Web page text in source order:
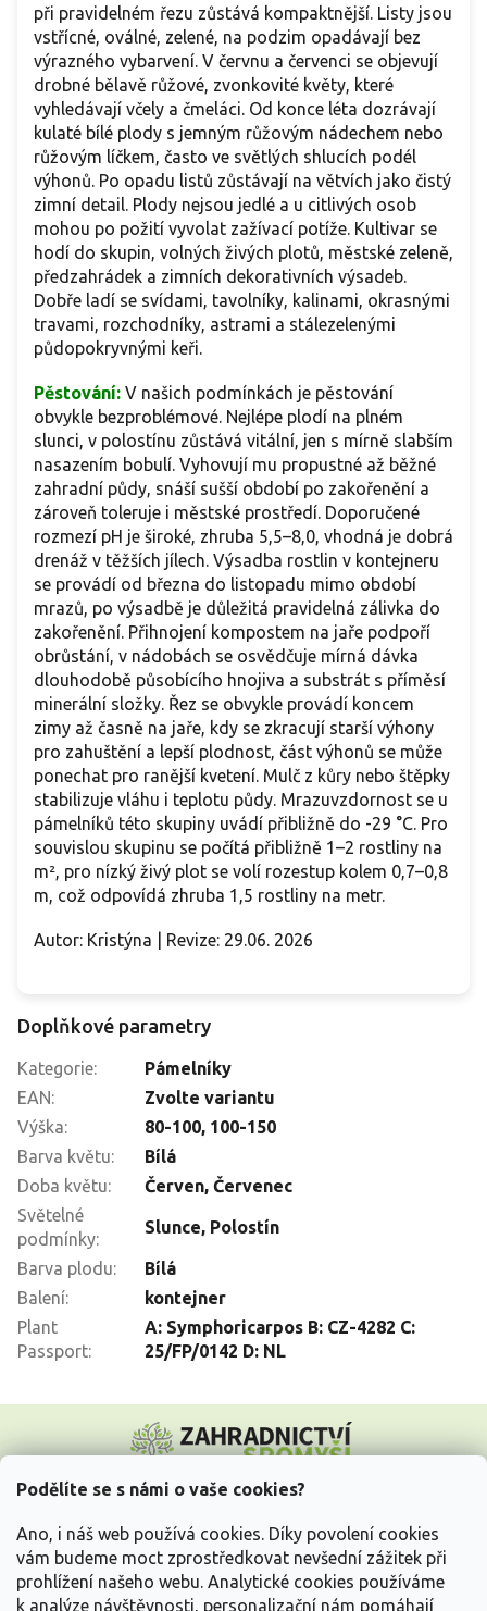
Podělíte se s námi o vaše cookies?
Ano, i náš web používá cookies. Díky povolení cookies
vám budeme moct zprostředkovat nevšední zážitek při
prohlížení našeho webu. Analytické cookies používáme
k analýze návštěvnosti, personalizační nám pomáhají
při pravidelném řezu zůstává kompaktnější. Listy jsou
vstřícné, oválné, zelené, na podzim opadávají bez
výrazného vybarvení. V červnu a červenci se objevují
drobné bělavě růžové, zvonkovité květy, které
vyhledávají včely a čmeláci. Od konce léta dozrávají
kulaté bílé plody s jemným růžovým nádechem nebo
růžovým líčkem, často ve světlých shlucích podél
výhonů. Po opadu listů zůstávají na větvích jako čistý
zimní detail. Plody nejsou jedlé a u citlivých osob
mohou po požití vyvolat zažívací potíže. Kultivar se
hodí do skupin, volných živých plotů, městské zeleně,
předzahrádek a zimních dekorativních výsadeb.
Dobře ladí se svídami, tavolníky, kalinami, okrasnými
travami, rozchodníky, astrami a stálezelenými
půdopokryvnými keři.
Pěstování: V našich podmínkách je pěstování
obvykle bezproblémové. Nejlépe plodí na plném
slunci, v polostínu zůstává vitální, jen s mírně slabším
nasazením bobulí. Vyhovují mu propustné až běžné
zahradní půdy, snáší sušší období po zakořenění a
zároveň toleruje i městské prostředí. Doporučené
rozmezí pH je široké, zhruba 5,5–8,0, vhodná je dobrá
drenáž v těžších jílech. Výsadba rostlin v kontejneru
se provádí od března do listopadu mimo období
mrazů, po výsadbě je důležitá pravidelná zálivka do
zakořenění. Přihnojení kompostem na jaře podpoří
obrůstání, v nádobách se osvědčuje mírná dávka
dlouhodobě působícího hnojiva a substrát s příměsí
minerální složky. Řez se obvykle provádí koncem
zimy až časně na jaře, kdy se zkracují starší výhony
pro zahuštění a lepší plodnost, část výhonů se může
ponechat pro ranější kvetení. Mulč z kůry nebo štěpky
stabilizuje vláhu i teplotu půdy. Mrazuvzdornost se u
pámelníků této skupiny uvádí přibližně do -29 °C. Pro
souvislou skupinu se počítá přibližně 1–2 rostliny na
m², pro nízký živý plot se volí rozestup kolem 0,7–0,8
m, což odpovídá zhruba 1,5 rostliny na metr.
Autor: Kristýna | Revize: 29.06. 2026
Doplňkové parametry
Kategorie:
Pámelníky
EAN:
Zvolte variantu
Výška: 80-100, 100-150
Barva květu:
Bílá
Doba květu: Červen, Červenec
Světelné
podmínky:
Slunce, Polostín
Barva plodu:
Bílá
Balení:
kontejner
Plant
Passport:
A: Symphoricarpos B: CZ-4282 C:
25/FP/0142 D: NL
p
Vše o nákupu
Informace pro Vás